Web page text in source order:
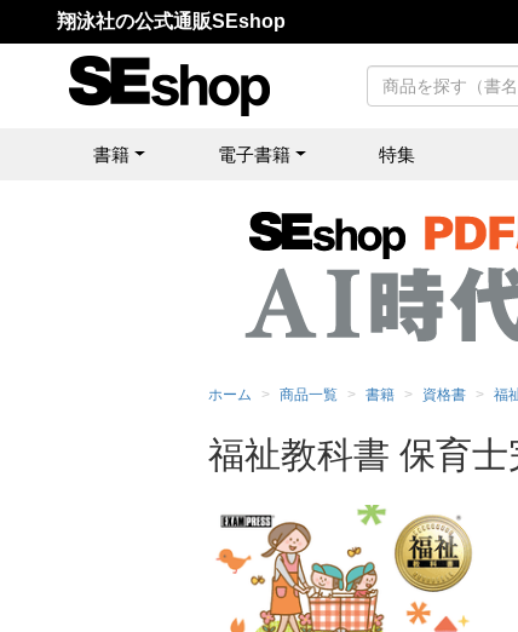
翔泳社の公式通販SEshop
書籍 電子書籍 特集
ホーム 商品一覧 書籍 資格書 福
福祉教科書 保育